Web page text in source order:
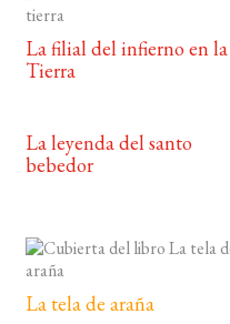
La filial del infierno en la
Tierra
La leyenda del santo
bebedor
La tela de araña